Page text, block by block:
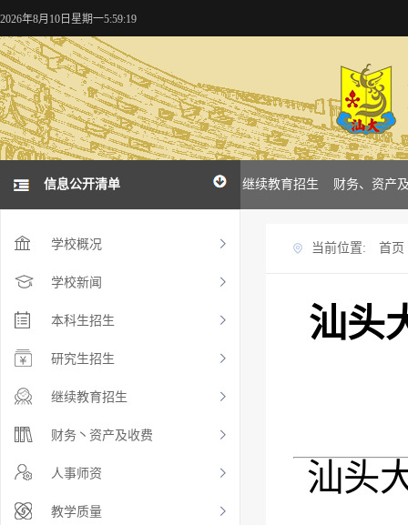
2026年8月10日星期一5:59:20
况 学校新闻 本科招生 研究生招生 继续教育招生 财务、资产
信息公开清单
学校概况
学校新闻
本科生招生
研究生招生
继续教育招生
财务丶资产及收费
人事师资
教学质量
当前位置: 首页
汕头
汕头